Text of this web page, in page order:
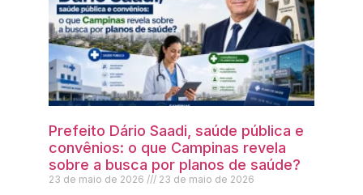
Prefeito Dário Saadi, saúde pública e
convênios: o que Campinas revela
sobre a busca por planos de saúde?
23 de maio de 2026 23 de maio de 2026